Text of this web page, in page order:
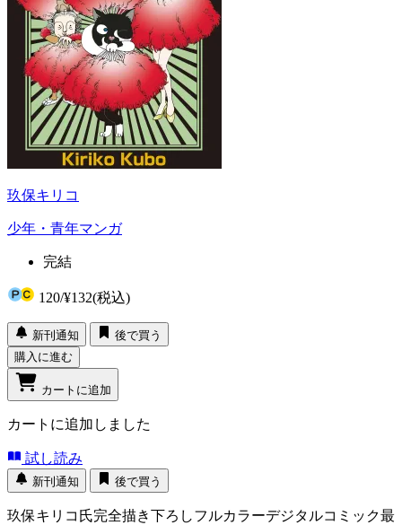
玖保キリコ
少年・青年マンガ
完結
120/¥132(税込)
新刊通知
後で買う
購入に進む
カートに追加
カートに追加しました
試し読み
新刊通知 後で買う
玖保キリコ氏完全描き下ろしフルカラーデジタルコミック最